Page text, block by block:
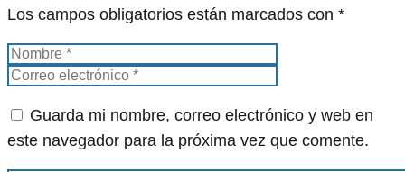
Los campos obligatorios están marcados con *
Guarda mi nombre, correo electrónico y web en
este navegador para la próxima vez que comente.